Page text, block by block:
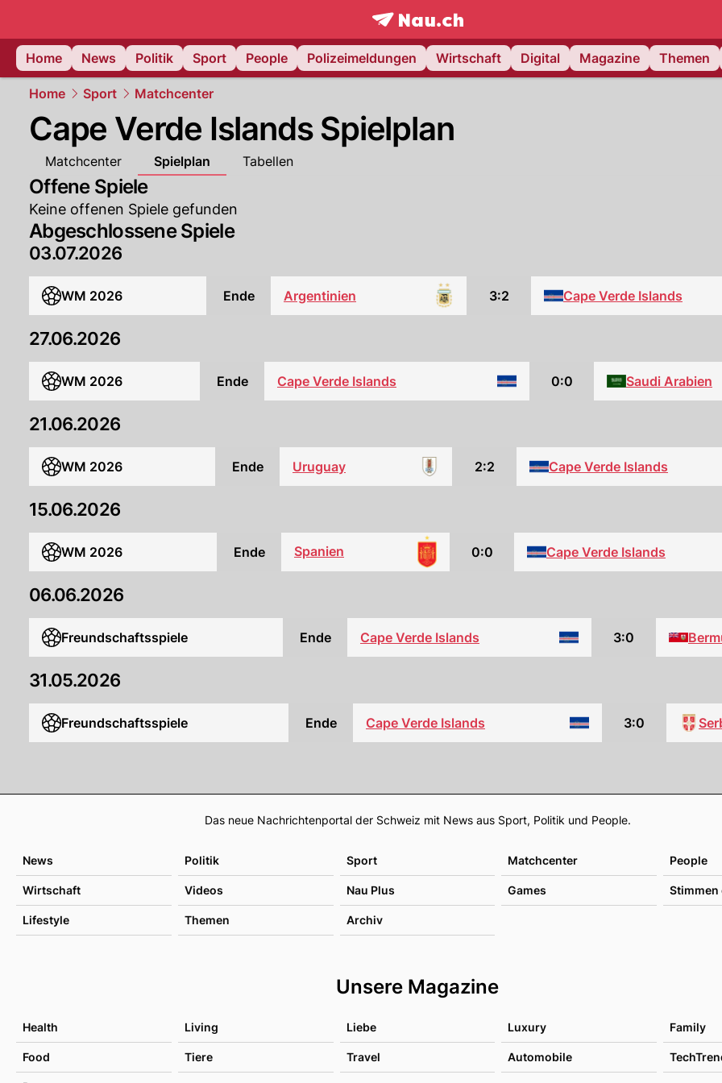
frontpage.NAU.ch
Home
News Politik Sport People Polizeimeldungen Wirtschaft Digital Magazine Themen
Home Sport Matchcenter
Cape Verde Islands Spielplan
Matchcenter Spielplan Tabellen
Offene Spiele
Keine offenen Spiele gefunden
Abgeschlossene Spiele
03.07.2026
WM 2026 Ende Argentinien 3:2 Cape Verde Islands
27.06.2026
WM 2026 Ende Cape Verde Islands 0:0 Saudi Arabien
21.06.2026
WM 2026 Ende Uruguay 2:2 Cape Verde Islands
15.06.2026
WM 2026 Ende Spanien 0:0 Cape Verde Islands
06.06.2026
Freundschaftsspiele Ende Cape Verde Islands 3:0
31.05.2026
Freundschaftsspiele Ende Cape Verde Islands 3:0
Footer
Das neue Nachrichtenportal der Schweiz mit News aus Sport, Politik und People.
News Politik Sport Matchcenter People
Wirtschaft Videos Nau Plus Games Stimmen
Lifestyle Themen Archiv
Unsere Magazine
Health Living Liebe Luxury Family
Food Tiere Travel Automobile